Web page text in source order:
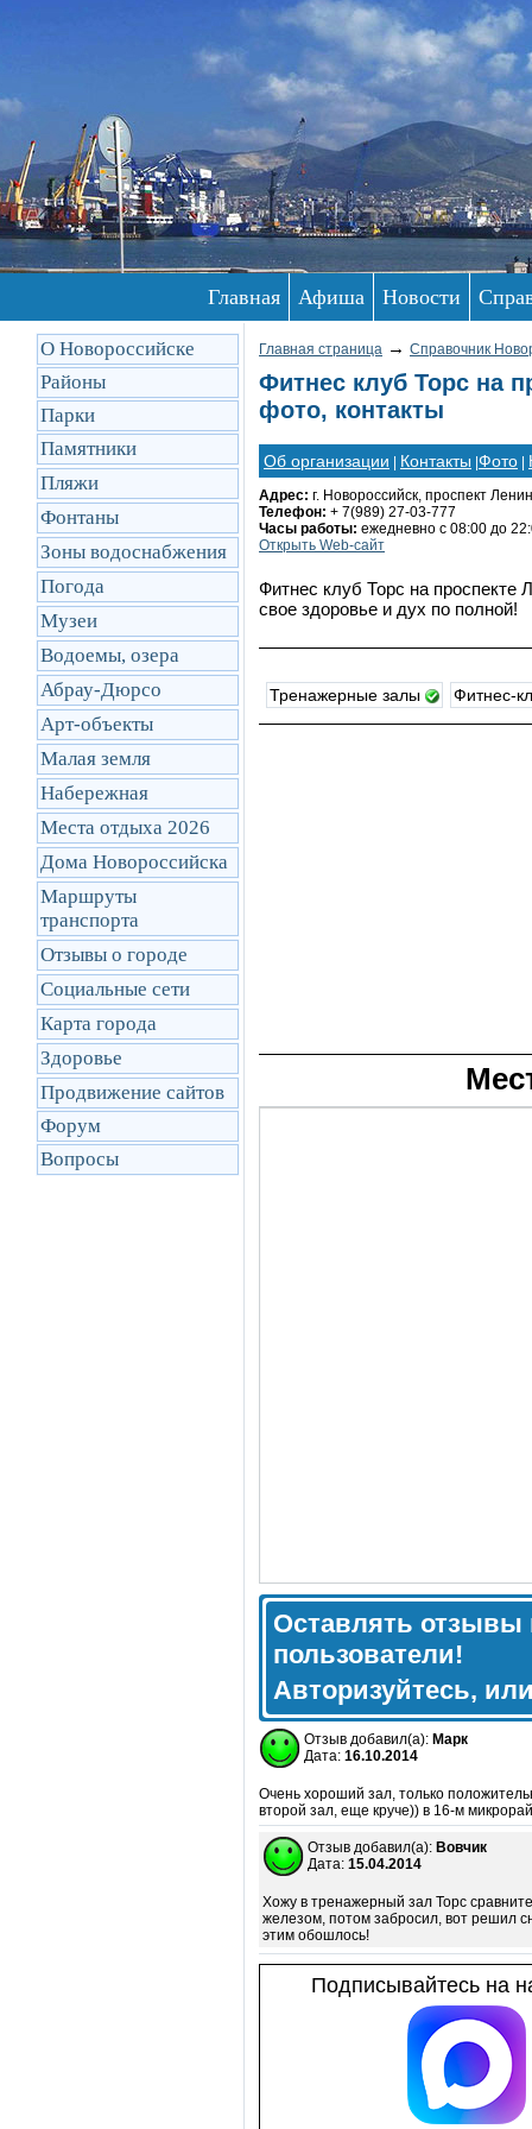
Главная Афиша Новости
О Новороссийске
Районы
Парки
Памятники
Пляжи
Фонтаны
Зоны водоснабжения
Погода
Музеи
Водоемы, озера
Абрау-Дюрсо
Арт-объекты
Малая земля
Набережная
Места отдыха 2026
Дома Новороссийска
Маршруты
транcпорта
Отзывы о городе
Социальные сети
Карта города
Здоровье
Продвижение сайтов
Форум
Вопросы
Главная страница → Справочник
Фитнес клуб Торс на
фото, контакты
Об организации Контакты Фото
Адрес: г. Новороссийск, проспект
Телефон: + 7(989) 27-03-777
Часы работы: ежедневно с 08:00 до
Открыть Web-сайт
Фитнес клуб Торс на проспекте
свое здоровье и дух по полной!
Тренажерные залы Фитнес-
Оставлять отзывы
пользователи!
Авторизуйтесь,
Отзыв добавил(а): Марк
Дата: 16.10.2014
Очень хороший зал, только
второй зал, еще круче)) в 16-м
Отзыв добавил(а): Вовчик
Дата: 15.04.2014
Хожу в тренажерный зал Торс
железом, потом забросил, вот решил
этим обошлось!
Подписывайтесь на